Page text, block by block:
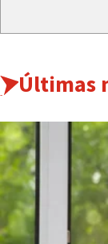
Últimas